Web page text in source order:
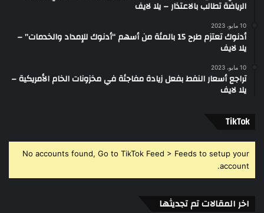
الرياضة تطالب بالاعتذار – يلا لايف
10 مايو، 2023
أدنوك تعتزم طرح 15 بالمئة من أسهم “أدنوك للإمداد والخدمات” –
يلا لايف
10 مايو، 2023
تراجع أسعار النفط بفعل زيادة مفاجئة في مخزونات الخام الأمريكية –
يلا لايف
‫TikTok
No accounts found, Go to TikTok Feed > Feeds to setup your
account.
اخر المقالات تم تجديثها